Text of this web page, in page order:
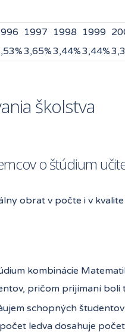
1997 1998 1999
3,65%3,44%3,44%
školstva
o štúdium
obrat v počte i v
kombinácie
pričom prijímaní boli
schopných
ledva dosahuje